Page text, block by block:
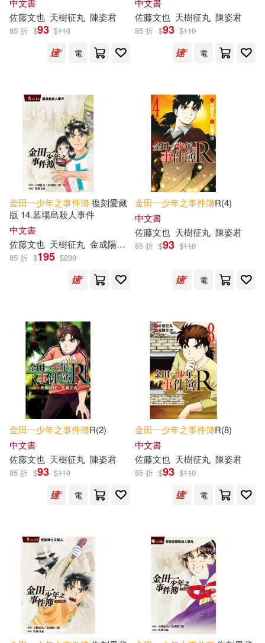
中文書
佐藤文也 天樹征丸 陳姿君
85 折 $93 $110
電
中文書
佐藤文也 天樹征丸 陳姿君
85 折 $93 $110
電
金田一少年之事件簿復刻愛藏
版 14.墓場島殺人事件
中文書
佐藤文也 天樹征丸 金成陽三郎 陳姿君
85 折 $195 $230
金田一少年之事件簿R(4)
中文書
佐藤文也 天樹征丸 陳姿君
85 折 $93 $110
電
金田一少年之事件簿R(2)
中文書
佐藤文也 天樹征丸 陳姿君
85 折 $93 $110
電
金田一少年之事件簿R(8)
中文書
佐藤文也 天樹征丸 陳姿君
85 折 $93 $110
電